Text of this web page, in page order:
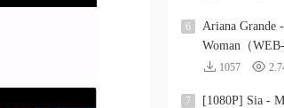
6
Ariana Grande
Woman（
1057
7
[1080P] Sia -